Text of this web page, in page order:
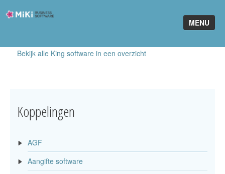
MENU
Software
Home
Telefonie
Partners
Bekijk alle King software in een overzicht
Koppelingen
AGF
Aangifte software